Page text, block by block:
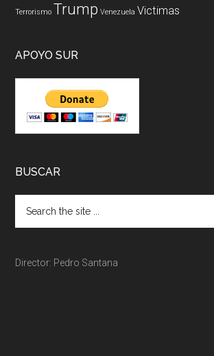
Terrorismo Trump Venezuela Victimas
APOYO SUR
BUSCAR
Director: Pedro Santana